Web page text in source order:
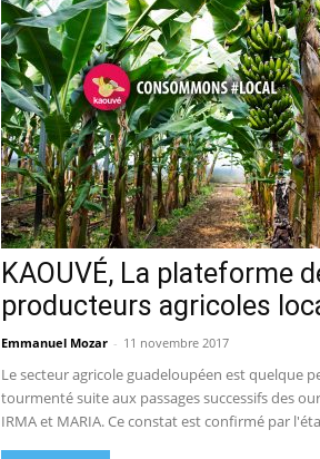
KAOUVÉ, La plateforme
producteurs agricoles
Emmanuel Mozar - 11 novembre 2017
Le secteur agricole guadeloupéen est quelque
tourmenté suite aux passages successifs des
IRMA et MARIA. Ce constat est confirmé par